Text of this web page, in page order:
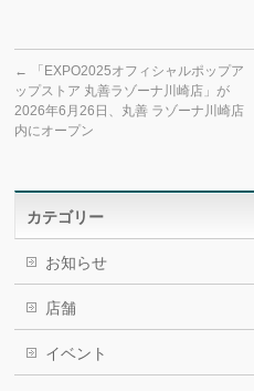
←
「EXPO2025オフィシャルポップア
ップストア 丸善ラゾーナ川崎店」が
2026年6月26日、丸善 ラゾーナ川崎店
内にオープン
カテゴリー
お知らせ
店舗
イベント